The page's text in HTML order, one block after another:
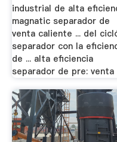
industrial de alta
magnatic separador de
venta caliente ... del
separador con la
de ... alta eficiencia
separador de pre: venta